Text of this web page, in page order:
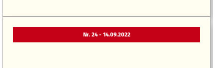
Nr. 24 - 14.09.2022